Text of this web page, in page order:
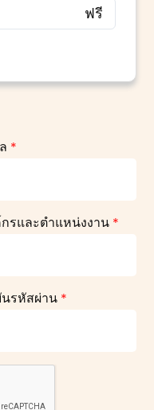
ฟรี
*
รและตำแหน่งงาน *
รหัสผ่าน *